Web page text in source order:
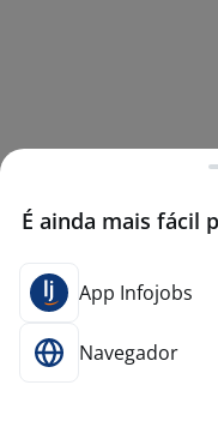
É ainda mais fácil
App Infojobs
Navegador